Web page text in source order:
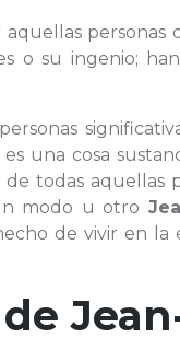
personas
o su ingenio;
una cosa
de todas aquellas
modo u otro
de vivir en la
de